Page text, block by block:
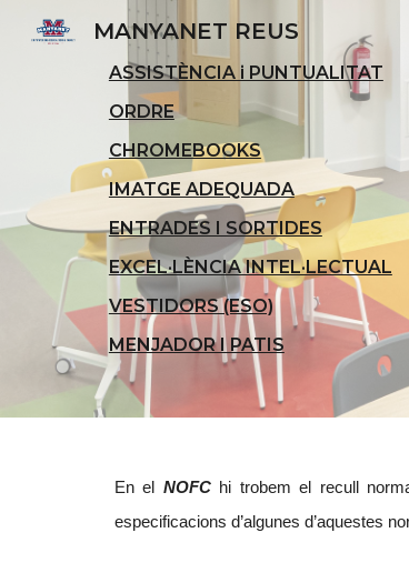
MANYANET REUS
ASSISTÈNCIA i PUNTUALITAT
ORDRE
CHROMEBOOKS
IMATGE ADEQUADA
ENTRADES I SORTIDES
EXCEL·LÈNCIA INTEL·LECTUAL
VESTIDORS (ESO)
MENJADOR I PATIS
En el NOFC hi trobem el recull
especificacions d’algunes d’aquestes